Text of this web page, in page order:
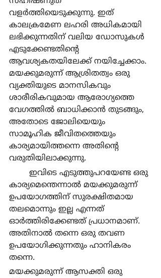
വളര്‍ത്തിയെടുക്കുന്നു. ഇത്
കാലക്രമേണ ലഹരി അധികമായി
ലഭിക്കുന്നതിന് വലിയ ഡോസുകള്‍
എടുക്കേണ്ടതിന്‍റെ
ആവശ്യകതയിലേക്ക് നയിച്ചേക്കാം.
മയക്കുമരുന്ന് ആശ്രിതത്വം ഒരു
വ്യക്തിയുടെ മാനസികവും
ശാരീരികവുമായ ആരോഗ്യത്തെ
വേഗത്തില്‍ ബാധിക്കാന്‍ തുടങ്ങും,
അതോടെ ജോലിയെയും
സാമൂഹിക ജീവിതത്തെയും
കാര്യമായിത്തന്നെ അതിന്‍റെ
വരുതിയിലാക്കുന്നു.
കാര്യമെന്തെന്നാല്‍ മയക്കുമരുന്ന്
ഉപയോഗത്തിന് സുരക്ഷിതമായ
തലമൊന്നും ഇല്ല എന്നത്
ഓര്‍ത്തിരിക്കേണ്ടത് പ്രധാനമാണ്.
അതിനാല്‍ തന്നെ ഒരു തവണ
ഉപയോഗിക്കുന്നതും ഹാനികരം
തന്നെ.
മയക്കുമരുന്ന് ആസക്തി ഒരു